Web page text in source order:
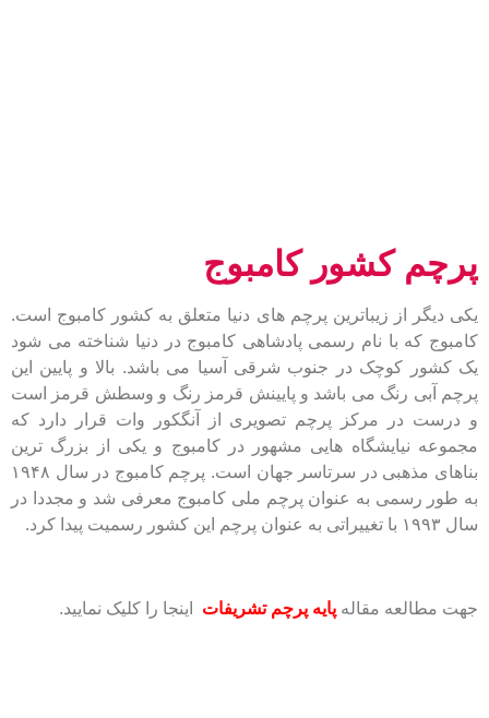
پرچم کشور کامبوج
یکی دیگر از زیباترین پرچم های دنیا متعلق به کشور کامبوج است.
کامبوج که با نام رسمی پادشاهی کامبوج در دنیا شناخته می شود
یک کشور کوچک در جنوب شرقی آسیا می باشد. بالا و پایین این
پرچم آبی رنگ می باشد و پایینش قرمز رنگ و وسطش قرمز است
و درست در مرکز پرچم تصویری از آنگکور وات قرار دارد که
مجموعه نیایشگاه هایی مشهور در کامبوج و یکی از بزرگ ترین
بناهای مذهبی در سرتاسر جهان است. پرچم کامبوج در سال ۱۹۴۸
به طور رسمی به عنوان پرچم ملی کامبوج معرفی شد و مجددا در
سال ۱۹۹۳ با تغییراتی به عنوان پرچم این کشور رسمیت پیدا کرد.
جهت مطالعه مقاله پایه پرچم تشریفات اینجا را کلیک نمایید.